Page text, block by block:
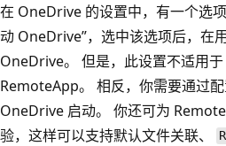
在 OneDrive 的设置中，有一个选
动 OneDrive”，选中该选项后，在
OneDrive。 但是，此设置不适用
RemoteApp。 相反，你需要通过
OneDrive 启动。 你还可为
验，这样可以支持默认文件关联、